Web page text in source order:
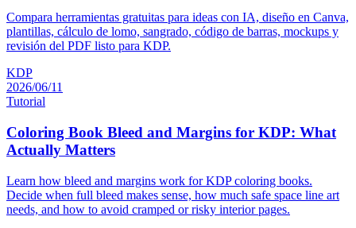
Compara herramientas gratuitas para ideas con IA, diseño en Canva,
plantillas, cálculo de lomo, sangrado, código de barras, mockups y
revisión del PDF listo para KDP.
KDP
2026/06/11
Tutorial
Coloring Book Bleed and Margins for KDP: What
Actually Matters
Learn how bleed and margins work for KDP coloring books.
Decide when full bleed makes sense, how much safe space line art
needs, and how to avoid cramped or risky interior pages.